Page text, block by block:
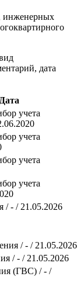
инженерных
дата
учета
учета
учета
учета
/ - / 21.05.2026
/ - / 21.05.2026
/ - / 21.05.2026
(ГВС) / - /